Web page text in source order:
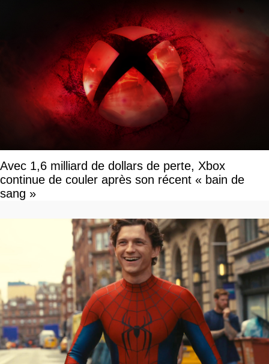
Avec 1,6 milliard de dollars de perte, Xbox
continue de couler après son récent « bain de
sang »